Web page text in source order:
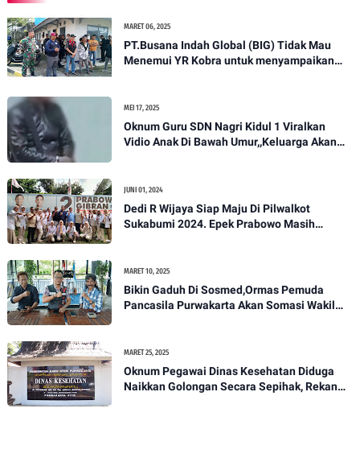
MARET 06, 2025
PT.Busana Indah Global (BIG) Tidak Mau
Menemui YR Kobra untuk menyampaikan
MEI 17, 2025
Oknum Guru SDN Nagri Kidul 1 Viralkan
Vidio Anak Di Bawah Umur,,Keluarga Akan
JUNI 01, 2024
Dedi R Wijaya Siap Maju Di Pilwalkot
Sukabumi 2024. Epek Prabowo Masih
MARET 10, 2025
Bikin Gaduh Di Sosmed,Ormas Pemuda
Pancasila Purwakarta Akan Somasi Wakil
MARET 25, 2025
Oknum Pegawai Dinas Kesehatan Diduga
Naikkan Golongan Secara Sepihak, Rekan